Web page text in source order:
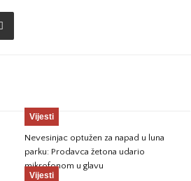
Vijesti
Nevesinjac optužen za napad u luna
parku: Prodavca žetona udario
mikrofonom u glavu
Vijesti